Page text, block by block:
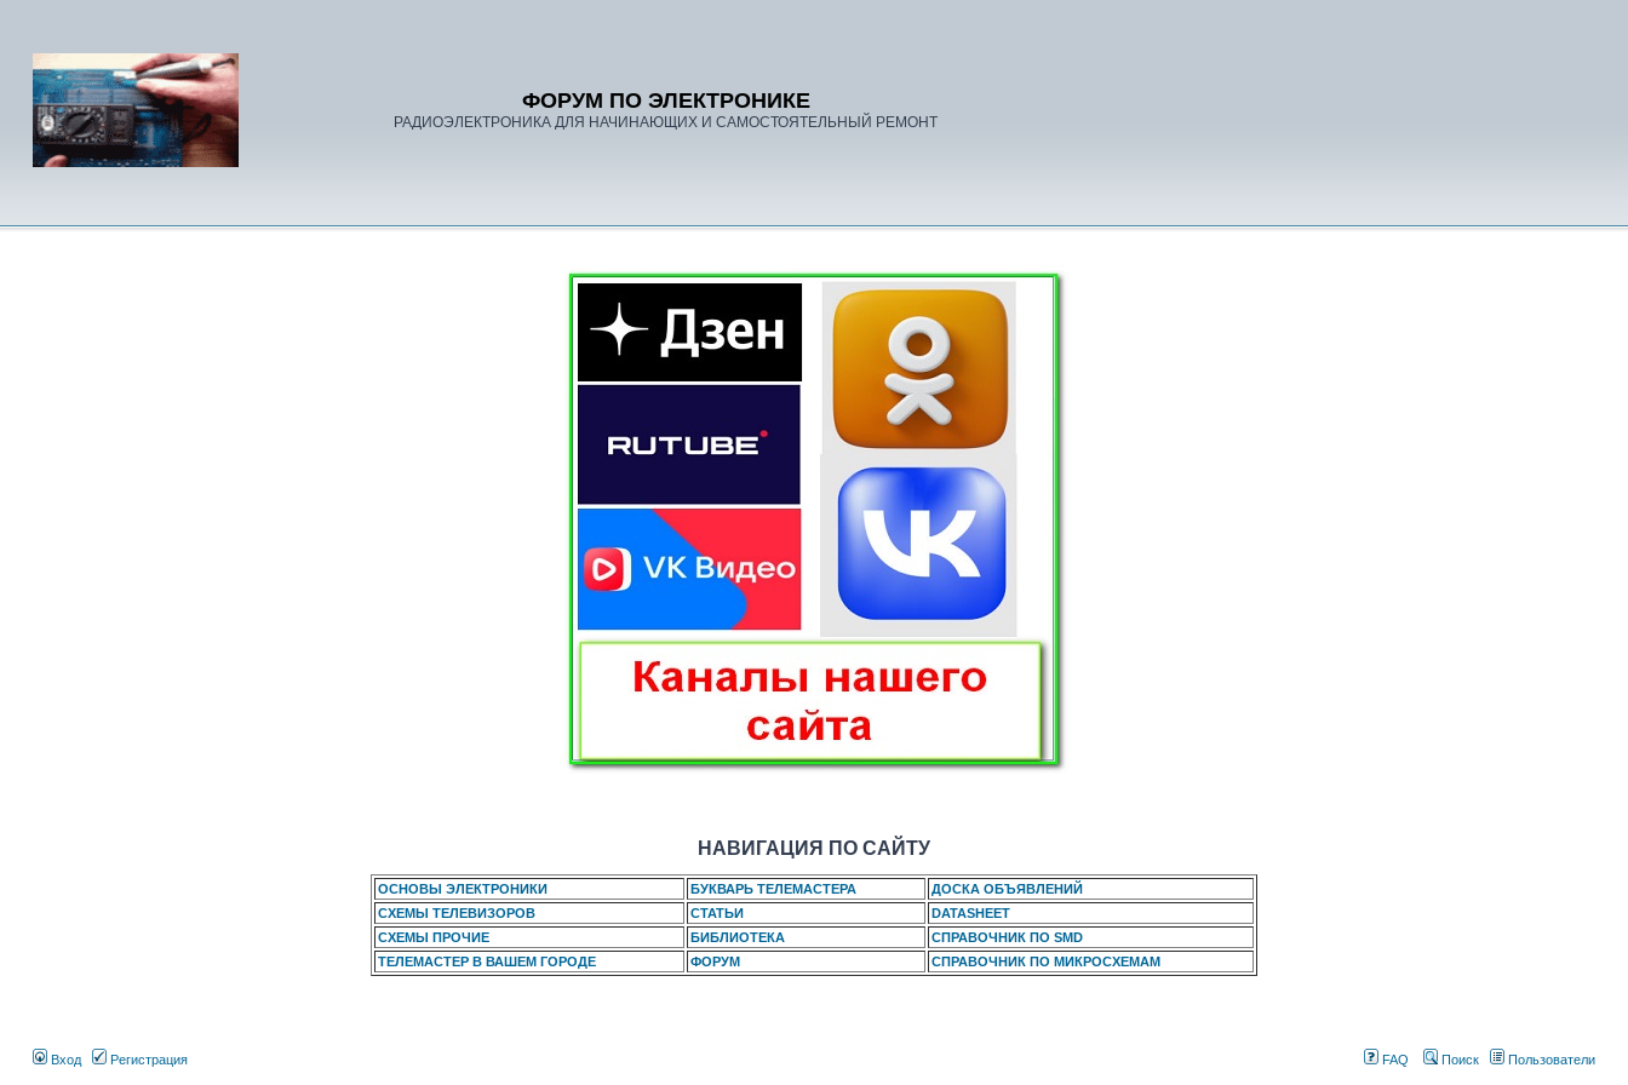
ФОРУМ ПО ЭЛЕКТРОНИКЕ
РАДИОЭЛЕКТРОНИКА ДЛЯ НАЧИНАЮЩИХ И САМОСТОЯТЕЛЬНЫЙ РЕМОНТ
НАВИГАЦИЯ ПО САЙТУ
ОСНОВЫ ЭЛЕКТРОНИКИ БУКВАРЬ ТЕЛЕМАСТЕРА
ДОСКА ОБЪЯВЛЕНИЙ
СХЕМЫ ТЕЛЕВИЗОРОВ
СТАТЬИ
DATASHEET
СХЕМЫ ПРОЧИЕ
БИБЛИОТЕКА
СПРАВОЧНИК ПО SMD
ТЕЛЕМАСТЕР В ВАШЕМ ГОРОДЕ
ФОРУМ СПРАВОЧНИК ПО МИКРОСХЕМАМ
Вход Регистрация FAQ Поиск Пользователи